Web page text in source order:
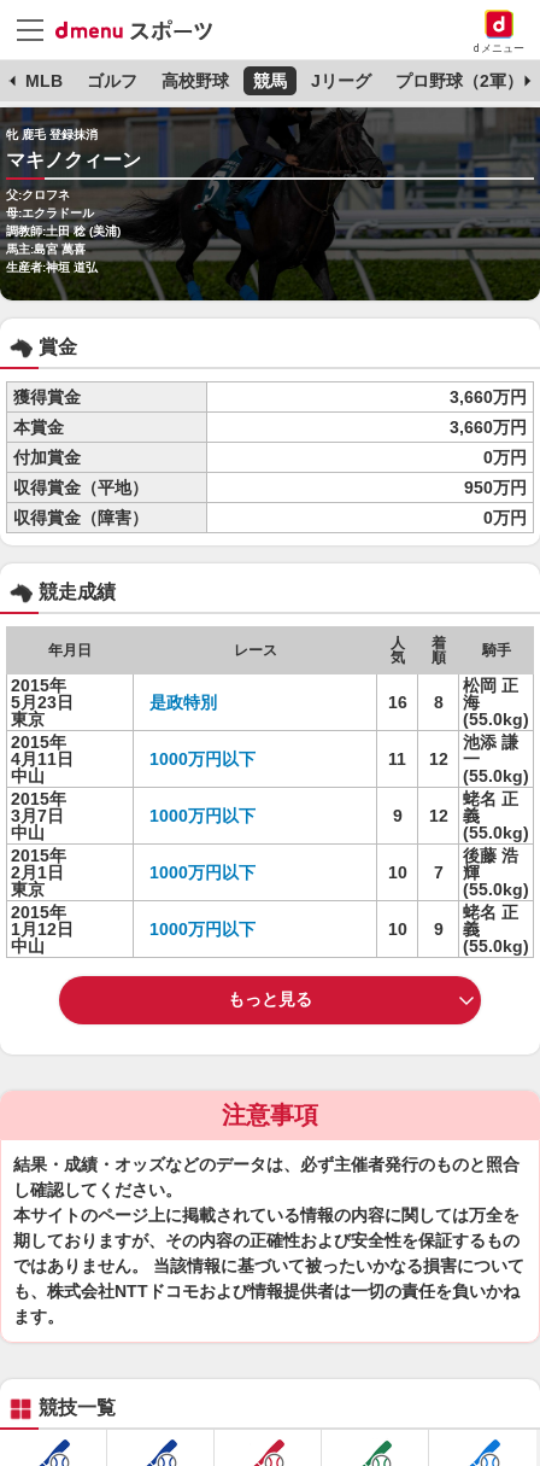
dメニュー
MLB ゴルフ 高校野球 競馬 Jリーグ プロ野球（2軍）
牝 鹿毛 登録抹消
マキノクィーン
父:クロフネ
母:エクラドール
調教師:土田 稔 (美浦)
馬主:島宮 萬喜
生産者:神垣 道弘
賞金
獲得賞金
3,660万円
本賞金
3,660万円
付加賞金
0万円
収得賞金（平地）
950万円
収得賞金（障害）
0万円
競走成績
年月日 レース
人
気
着
順
騎手
2015年
5月23日
東京
是政特別 16 8
松岡 正
海
(55.0kg)
2015年
4月11日
中山
1000万円以下 11 12
池添 謙
一
(55.0kg)
2015年
3月7日
中山
1000万円以下 9 12
蛯名 正
義
(55.0kg)
2015年
2月1日
東京
1000万円以下 10 7
後藤 浩
輝
(55.0kg)
2015年
1月12日
中山
1000万円以下 10 9
蛯名 正
義
(55.0kg)
もっと見る
注意事項
結果・成績・オッズなどのデータは、必ず主催者発行のものと照合
し確認してください。
本サイトのページ上に掲載されている情報の内容に関しては万全を
期しておりますが、その内容の正確性および安全性を保証するもの
ではありません。 当該情報に基づいて被ったいかなる損害について
も、株式会社NTTドコモおよび情報提供者は一切の責任を負いかね
ます。
競技一覧